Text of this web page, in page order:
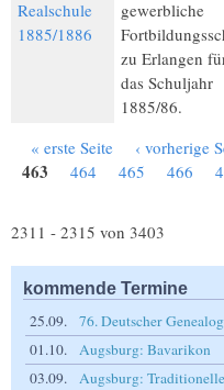
Realschule
1885/1886
gewerbliche
zu Erlangen
das Schuljahr
1885/86.
Seiten
« erste Seite ‹ vorherige
463 464 465 466
2311 - 2315 von 3403
kommende Termine
25.09.
76. Deutscher
01.10.
Augsburg: Bavarikon
03.09.
Augsburg: